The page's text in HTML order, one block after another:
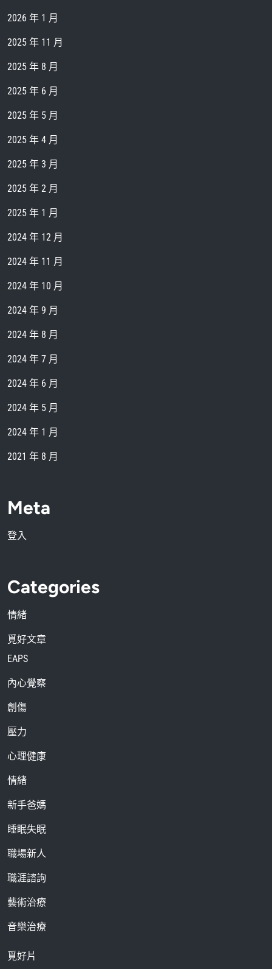
2026 年 1 月
2025 年 11 月
2025 年 8 月
2025 年 6 月
2025 年 5 月
2025 年 4 月
2025 年 3 月
2025 年 2 月
2025 年 1 月
2024 年 12 月
2024 年 11 月
2024 年 10 月
2024 年 9 月
2024 年 8 月
2024 年 7 月
2024 年 6 月
2024 年 5 月
2024 年 1 月
2021 年 8 月
Meta
登入
Categories
情緒
覓好文章
EAPS
內心覺察
創傷
壓力
心理健康
情緒
新手爸媽
睡眠失眠
職場新人
職涯諮詢
藝術治療
音樂治療
覓好片